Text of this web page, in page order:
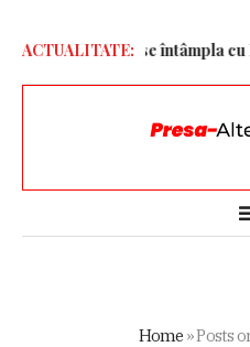
ACTUALITATE:
dezvăluit ce se întâmpla cu
Home »Posts